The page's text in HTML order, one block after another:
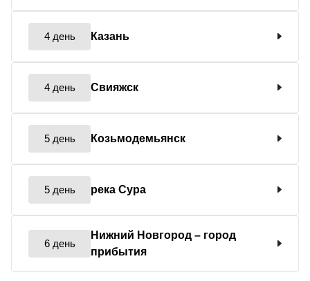
4 день Казань
4 день Свияжск
5 день Козьмодемьянск
5 день река Сура
6 день
Нижний Новгород – город
прибытия